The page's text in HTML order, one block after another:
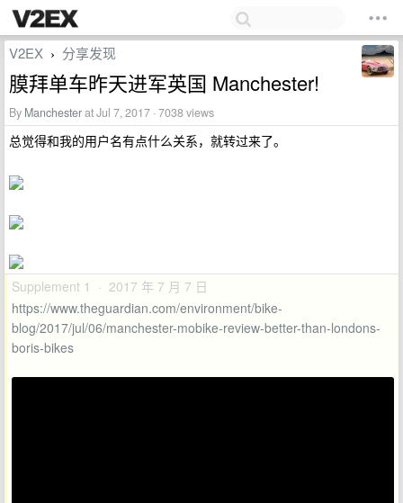
V2EX › 分享发现
膜拜单车昨天进军英国 Manchester!
By Manchesterat Jul 7, 2017 · 7038 views
总觉得和我的用户名有点什么关系，就转过来了。
Supplement 1 · 2017 年 7 月 7 日
https://www.theguardian.com/environment/bike-
blog/2017/jul/06/manchester-mobike-review-better-than-londons-
boris-bikes